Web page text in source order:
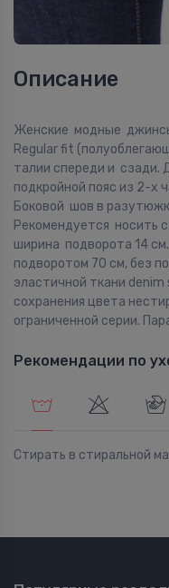
Описание
Женские модные
Regular fit
талии спереди и сзади.
подкройной пояс из 2-х
Боковой шов в
Рекомендуется носить
ширина подворота 14
подворотом 70 см, без
эластичной ткани
сохранения цвета
ограниченной серии.
Рекомендации по
Стирать в стиральной